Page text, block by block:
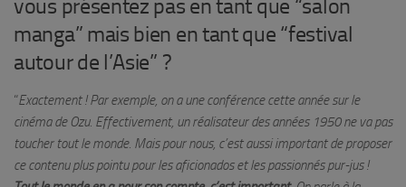
vous présentez pas en tant que “salon
manga” mais bien en tant que “festival
autour de l’Asie” ?
“Exactement ! Par exemple, on a une conférence cette année sur le
cinéma de Ozu. Effectivement, un réalisateur des années 1950 ne va pas
toucher tout le monde. Mais pour nous, c’est aussi important de proposer
ce contenu plus pointu pour les aficionados et les passionnés pur-jus !